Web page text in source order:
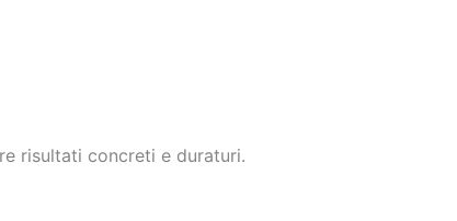
risultati concreti e duraturi.